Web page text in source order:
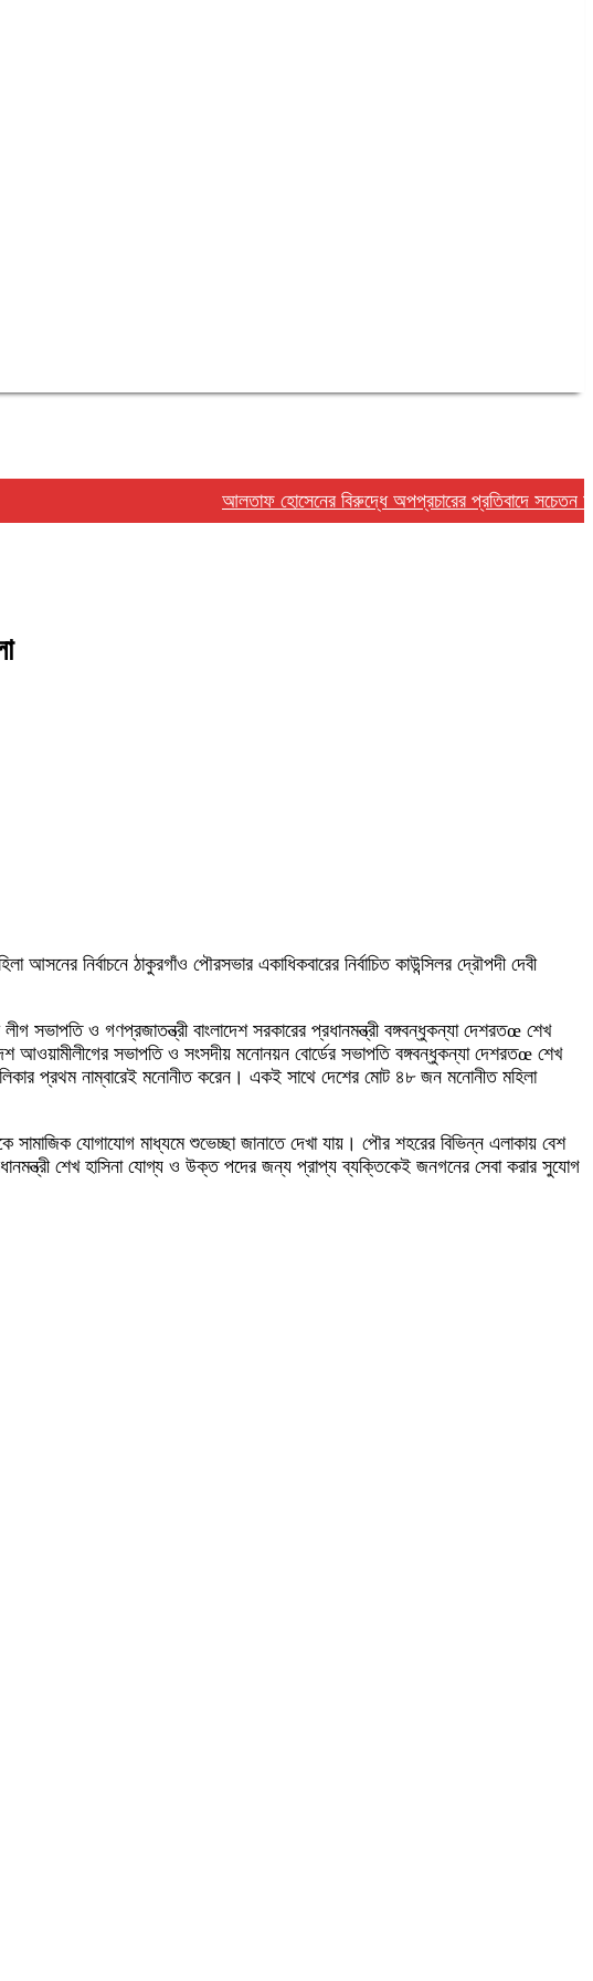
আলতাফ হোসেনের বিরুদ্ধে অপপ্রচারের প্রতিবাদে সচেতন মহলের
নির্বাচনে ঠাকুরগাঁও পৌরসভার একাধিকবারের নির্বাচিত কাউন্সিলর দ্রৌপদী দেবী
সভাপতি ও গণপ্রজাতন্ত্রী বাংলাদেশ সরকারের প্রধানমন্ত্রী বঙ্গবন্ধুকন্যা দেশরতœ শেখ
আওয়ামীলীগের সভাপতি ও সংসদীয় মনোনয়ন বোর্ডের সভাপতি বঙ্গবন্ধুকন্যা দেশরতœ শেখ
প্রথম নাম্বারেই মনোনীত করেন। একই সাথে দেশের মোট ৪৮ জন মনোনীত মহিলা
যোগাযোগ মাধ্যমে শুভেচ্ছা জানাতে দেখা যায়। পৌর শহরের বিভিন্ন এলাকায় বেশ
শেখ হাসিনা যোগ্য ও উক্ত পদের জন্য প্রাপ্য ব্যক্তিকেই জনগনের সেবা করার সুযোগ